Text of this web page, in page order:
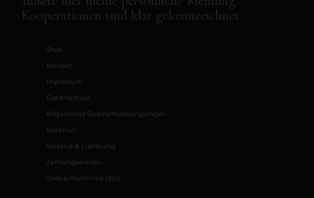
Kooperationen sind klar gekennzeichnet.
Shop
Kontakt
Impressum
Datenschutz
Allgemeine Geschäftsbedingungen
Widerruf
Versand & Lieferung
Zahlungsweisen
Cookie-Richtlinie (EU)